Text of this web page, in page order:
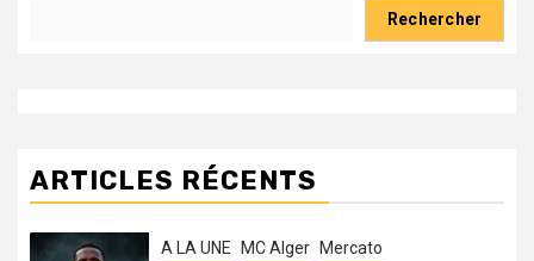
Rechercher
ARTICLES RÉCENTS
A LA UNE MC Alger Mercato